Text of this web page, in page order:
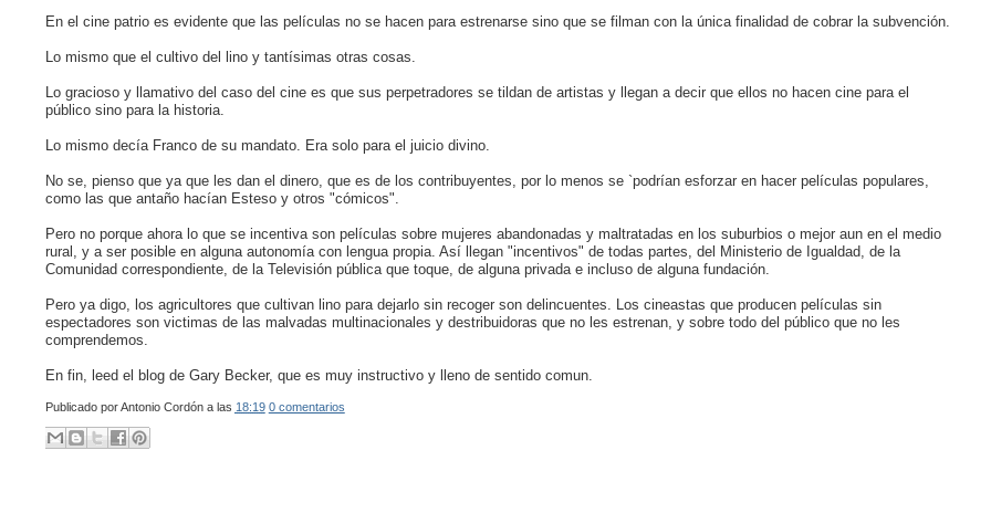
En el cine patrio es evidente que las películas no se hacen para estrenarse sino que se filman con la única finalidad de cobrar la subvención.
Lo mismo que el cultivo del lino y tantísimas otras cosas.
Lo gracioso y llamativo del caso del cine es que sus perpetradores se tildan de artistas y llegan a decir que ellos no hacen cine para el
público sino para la historia.
Lo mismo decía Franco de su mandato. Era solo para el juicio divino.
No se, pienso que ya que les dan el dinero, que es de los contribuyentes, por lo menos se `podrían esforzar en hacer películas populares,
como las que antaño hacían Esteso y otros "cómicos".
Pero no porque ahora lo que se incentiva son películas sobre mujeres abandonadas y maltratadas en los suburbios o mejor aun en el medio
rural, y a ser posible en alguna autonomía con lengua propia. Así llegan "incentivos" de todas partes, del Ministerio de Igualdad, de la
Comunidad correspondiente, de la Televisión pública que toque, de alguna privada e incluso de alguna fundación.
Pero ya digo, los agricultores que cultivan lino para dejarlo sin recoger son delincuentes. Los cineastas que producen películas sin
espectadores son victimas de las malvadas multinacionales y destribuidoras que no les estrenan, y sobre todo del público que no les
comprendemos.
En fin, leed el blog de Gary Becker, que es muy instructivo y lleno de sentido comun.
Publicado porAntonio Cordón a las 18:19 0 comentarios